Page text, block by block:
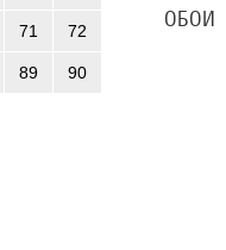
71 72
89 90
ОБОИ